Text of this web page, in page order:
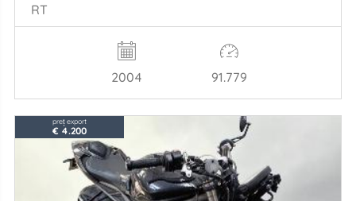
RT
2004 91.779
preț export
€ 4.200